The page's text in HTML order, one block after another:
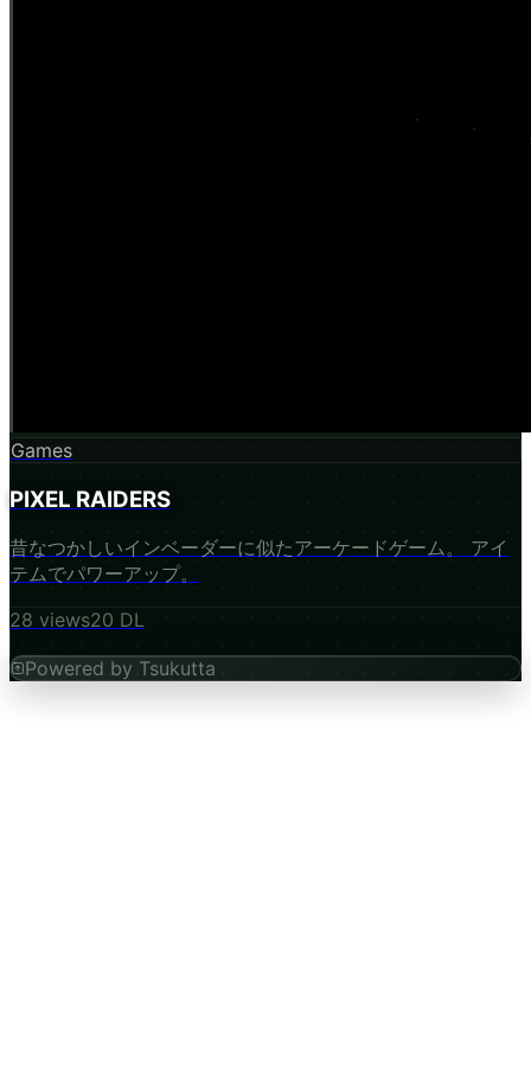
Games
PIXEL RAIDERS
昔なつかしいインベーダーに似たアーケードゲーム。 アイ
テムでパワーアップ。
28 views20 DL
Powered by Tsukutta